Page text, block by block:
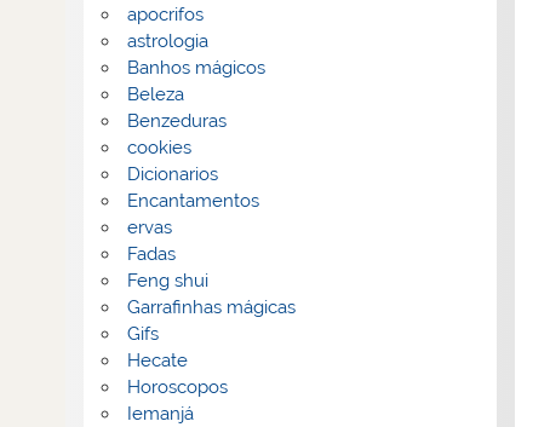
apocrifos
astrologia
Banhos mágicos
Beleza
Benzeduras
cookies
Dicionarios
Encantamentos
ervas
Fadas
Feng shui
Garrafinhas mágicas
Gifs
Hecate
Horoscopos
Iemanjá